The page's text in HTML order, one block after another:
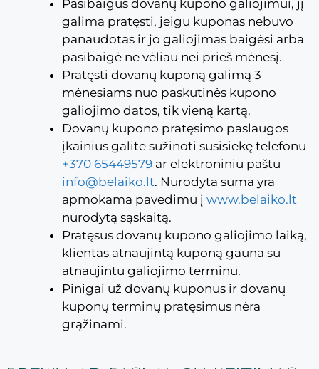
Pasibaigus dovanų kupono galiojimui, jį
galima pratęsti, jeigu kuponas nebuvo
panaudotas ir jo galiojimas baigėsi arba
pasibaigė ne vėliau nei prieš mėnesį.
Pratęsti dovanų kuponą galimą 3
mėnesiams nuo paskutinės kupono
galiojimo datos, tik vieną kartą.
Dovanų kupono pratęsimo paslaugos
įkainius galite sužinoti susisiekę telefonu
+370 65449579ar elektroniniu paštu
info@belaiko.lt. Nurodyta suma yra
apmokama pavedimu į www.belaiko.lt
nurodytą sąskaitą.
Pratęsus dovanų kupono galiojimo laiką,
klientas atnaujintą kuponą gauna su
atnaujintu galiojimo terminu.
Pinigai už dovanų kuponus ir dovanų
kuponų terminų pratęsimus nėra
grąžinami.